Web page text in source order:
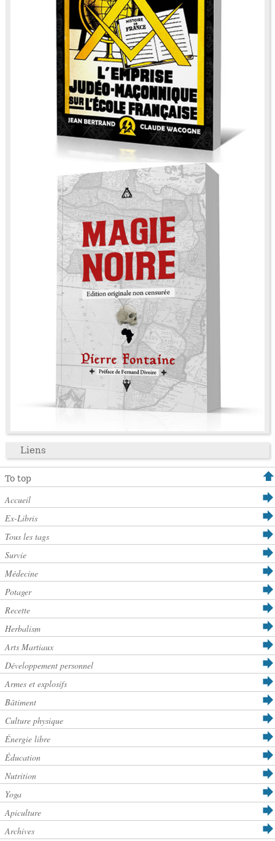
Liens
To top
Accueil
Ex-Libris
Tous les tags
Survie
Médecine
Potager
Recette
Herbalism
Arts Martiaux
Développement personnel
Armes et explosifs
Bâtiment
Culture physique
Énergie libre
Éducation
Nutrition
Yoga
Apiculture
Archives